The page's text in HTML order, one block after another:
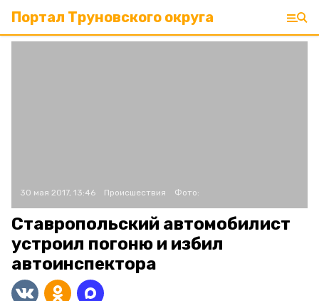
Портал Труновского округа
30 мая 2017, 13:46 Происшествия Фото:
Ставропольский автомобилист
устроил погоню и избил
автоинспектора